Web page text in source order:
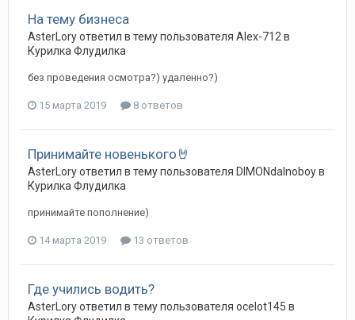
На тему бизнеса
AsterLoryответил в тему пользователя Alex-712 в
Курилка Флудилка
без проведения осмотра?) удаленно?)
15 марта 2019 8 ответов
Принимайте новенького🤘
AsterLoryответил в тему пользователя DIMONdalnoboyв
Курилка Флудилка
принимайте пополнение)
14 марта 2019 13 ответов
Где учились водить?
AsterLoryответил в тему пользователя ocelot145 в